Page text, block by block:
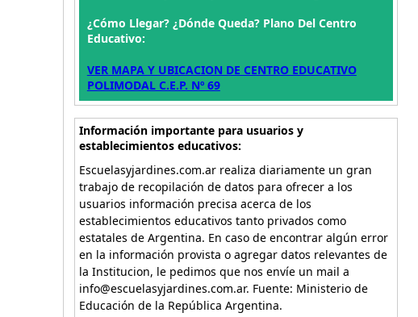
¿Cómo Llegar? ¿Dónde Queda? Plano Del Centro
Educativo:
VER MAPA Y UBICACION DE CENTRO EDUCATIVO
POLIMODAL C.E.P. Nº 69
Información importante para usuarios y
establecimientos educativos:
Escuelasyjardines.com.ar realiza diariamente un gran
trabajo de recopilación de datos para ofrecer a los
usuarios información precisa acerca de los
establecimientos educativos tanto privados como
estatales de Argentina. En caso de encontrar algún error
en la información provista o agregar datos relevantes de
la Institucion, le pedimos que nos envíe un mail a
info@escuelasyjardines.com.ar. Fuente: Ministerio de
Educación de la República Argentina.